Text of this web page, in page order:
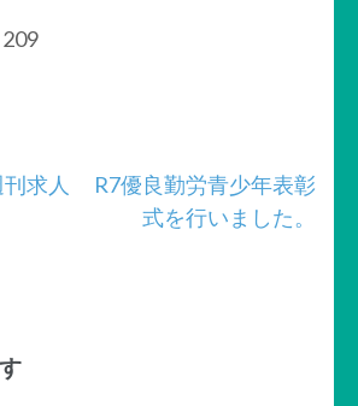
209
求人
R7優良勤労青少年表彰
式を行いました。